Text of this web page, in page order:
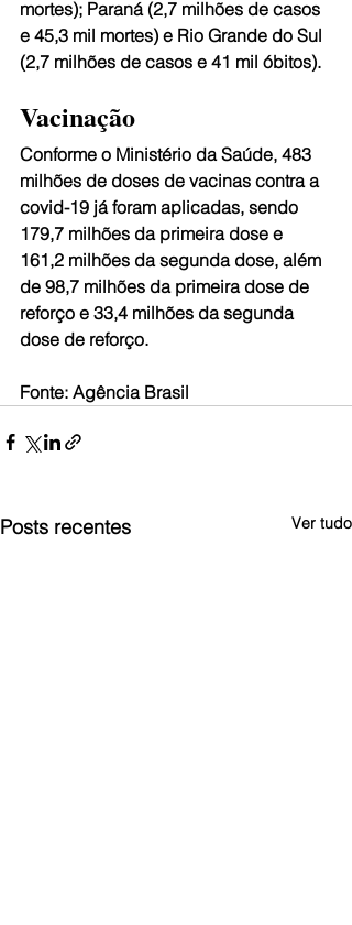
mortes); Paraná (2,7 milhões de casos
e 45,3 mil mortes) e Rio Grande do Sul
(2,7 milhões de casos e 41 mil óbitos).
Vacinação
Conforme o Ministério da Saúde, 483
milhões de doses de vacinas contra a
covid-19 já foram aplicadas, sendo
179,7 milhões da primeira dose e
161,2 milhões da segunda dose, além
de 98,7 milhões da primeira dose de
reforço e 33,4 milhões da segunda
dose de reforço.
Fonte: Agência Brasil
Posts recentes Ver tudo